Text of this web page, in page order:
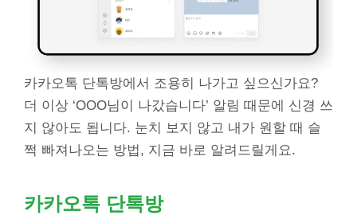
카카오톡 단톡방에서 조용히 나가고 싶으신가요?
더 이상 ‘OOO님이 나갔습니다’ 알림 때문에 신경 쓰
지 않아도 됩니다. 눈치 보지 않고 내가 원할 때 슬
쩍 빠져나오는 방법, 지금 바로 알려드릴게요.
카카오톡 단톡방